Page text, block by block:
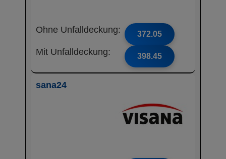
Ohne Unfalldeckung: 372.05
Mit Unfalldeckung: 398.45
sana24